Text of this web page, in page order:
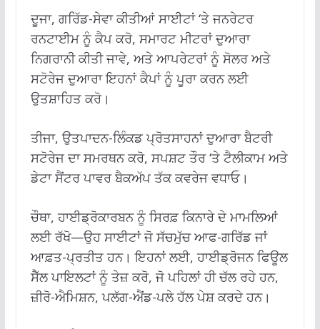
ਦੂਜਾ, ਗਰਿੱਡ-ਸੇਵਾ ਕੀਤੀਆਂ ਸਾਈਟਾਂ ‘ਤੇ ਜਨਰੇਟਰ
ਰਨਟਾਈਮ ਨੂੰ ਕੈਪ ਕਰੋ, ਸਮਾਰਟ ਮੀਟਰਾਂ ਦੁਆਰਾ
ਨਿਗਰਾਨੀ ਕੀਤੀ ਜਾਵੇ, ਅਤੇ ਆਪਰੇਟਰਾਂ ਨੂੰ ਸੋਲਰ ਅਤੇ
ਸਟੋਰੇਜ ਦੁਆਰਾ ਇਹਨਾਂ ਕੈਪਾਂ ਨੂੰ ਪੂਰਾ ਕਰਨ ਲਈ
ਉਤਸ਼ਾਹਿਤ ਕਰੋ।
ਤੀਜਾ, ਉਤਪਾਦਨ-ਲਿੰਕਡ ਪ੍ਰੋਤਸਾਹਨਾਂ ਦੁਆਰਾ ਬੈਟਰੀ
ਸਟੋਰੇਜ ਦਾ ਸਮਰਥਨ ਕਰੋ, ਸਪਸ਼ਟ ਤੌਰ ‘ਤੇ ਟੈਲੀਕਾਮ ਅਤੇ
ਡੇਟਾ ਸੈਂਟਰ ਪਾਵਰ ਬੈਕਅੱਪ ਤੱਕ ਕਵਰੇਜ ਵਧਾਓ।
ਚੌਥਾ, ਹਾਈਡ੍ਰੋਕਾਰਬਨ ਨੂੰ ਸਿਰਫ਼ ਕਿਨਾਰੇ ਦੇ ਮਾਮਲਿਆਂ
ਲਈ ਰੱਖੋ—ਉਹ ਸਾਈਟਾਂ ਜੋ ਸੱਚਮੁੱਚ ਆਫ-ਗਰਿੱਡ ਜਾਂ
ਆਫ਼ਤ-ਪ੍ਰਤੀਤ ਹਨ। ਇਹਨਾਂ ਲਈ, ਹਾਈਡ੍ਰੋਜਨ ਫਿਊਲ
ਸੈੱਲ ਪਾਇਲਟਾਂ ਨੂੰ ਤੇਜ਼ ਕਰੋ, ਜੋ ਪਹਿਲਾਂ ਹੀ ਚੱਲ ਰਹੇ ਹਨ,
ਜ਼ੀਰੋ-ਐਮਿਸ਼ਨ, ਪਲੱਗ-ਐਂਡ-ਪਲੇ ਹੱਲ ਪੇਸ਼ ਕਰਦੇ ਹਨ।